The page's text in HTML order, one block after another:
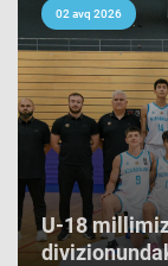
02 avq 2026
U-18